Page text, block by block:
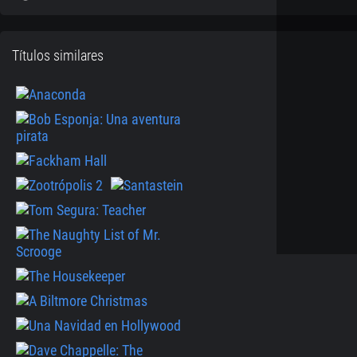
Títulos similares